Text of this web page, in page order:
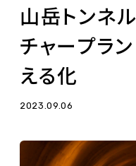
山岳トンネル
チャープラン
える化
2023.09.06